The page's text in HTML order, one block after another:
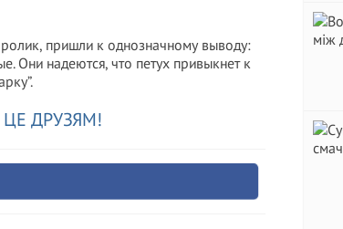
пришли к однозначному выводу:
Они надеются, что петух привыкнет к
ЦЕ ДРУЗЯМ!